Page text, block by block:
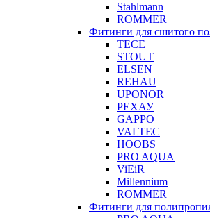
Stahlmann
ROMMER
Фитинги для сшитого
TECE
STOUT
ELSEN
REHAU
UPONOR
РЕХАУ
GAPPO
VALTEC
HOOBS
PRO AQUA
ViEiR
Millennium
ROMMER
Фитинги для